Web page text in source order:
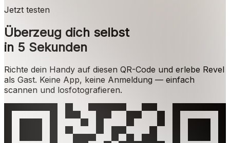
Jetzt testen
Überzeug dich selbst
in 5 Sekunden
Richte dein Handy auf diesen QR-Code und erlebe Revel
als Gast. Keine App, keine Anmeldung — einfach
scannen und losfotografieren.